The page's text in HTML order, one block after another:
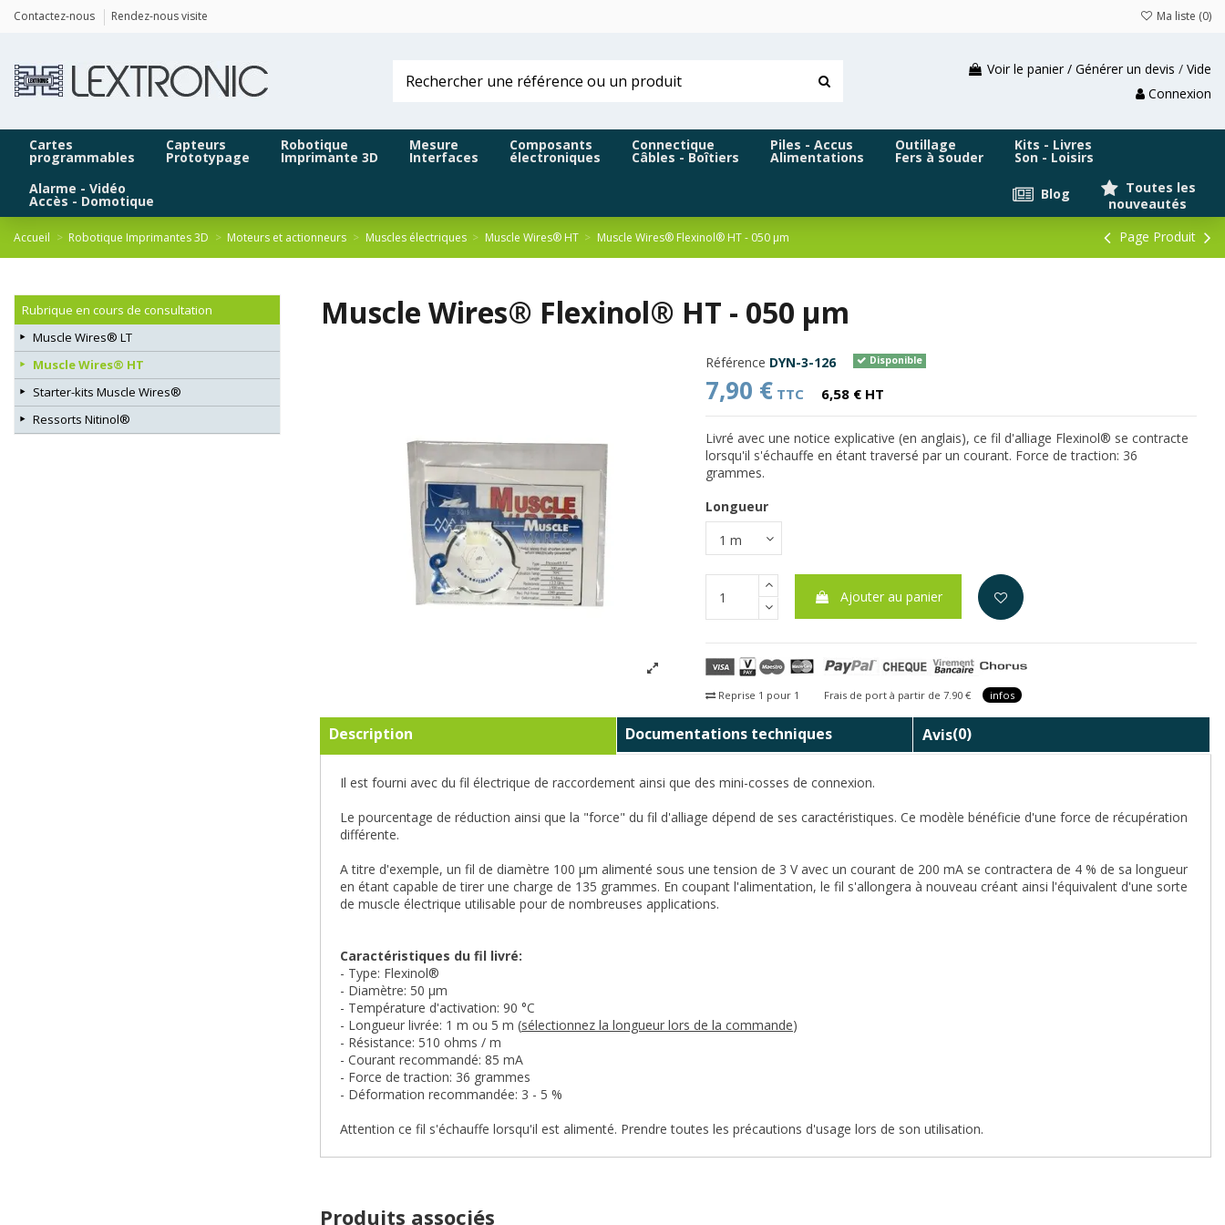
Contactez-nous Rendez-nous visite Ma liste (0)
Voir le panier / Générer un devis / Vide
Connexion
Cartes
programmables
Capteurs
Prototypage
Robotique
Imprimante 3D
Mesure
Interfaces
Composants
électroniques
Connectique
Câbles - Boîtiers
Piles - Accus
Alimentations
Outillage
Fers à souder
Kits - Livres
Son - Loisirs
Alarme - Vidéo
Accès - Domotique
Toutes les
nouveautés
Blog
Accueil Robotique Imprimantes 3D Moteurs et actionneurs Muscles électriques Muscle Wires® HT Muscle Wires® Flexinol® HT - 050 µm Page Produit
Muscle Wires® Flexinol® HT - 050 µm
Référence DYN-3-126 Disponible
7,90 € TTC 6,58 € HT
Livré avec une notice explicative (en anglais), ce fil d'alliage Flexinol® se contracte
lorsqu'il s'échauffe en étant traversé par un courant. Force de traction: 36
grammes.
Longueur
Ajouter au panier
Reprise 1 pour 1 Frais de port à partir de 7.90 € infos
Description Documentations techniques Avis(0)
Il est fourni avec du fil électrique de raccordement ainsi que des mini-cosses de connexion.
Le pourcentage de réduction ainsi que la "force" du fil d'alliage dépend de ses caractéristiques. Ce modèle bénéficie d'une force de récupération
différente.
A titre d'exemple, un fil de diamètre 100 µm alimenté sous une tension de 3 V avec un courant de 200 mA se contractera de 4 % de sa longueur
en étant capable de tirer une charge de 135 grammes. En coupant l'alimentation, le fil s'allongera à nouveau créant ainsi l'équivalent d'une sorte
de muscle électrique utilisable pour de nombreuses applications.
Caractéristiques du fil livré:
- Type: Flexinol®
- Diamètre: 50 µm
- Température d'activation: 90 °C
- Longueur livrée: 1 m ou 5 m (sélectionnez la longueur lors de la commande)
- Résistance: 510 ohms / m
- Courant recommandé: 85 mA
- Force de traction: 36 grammes
- Déformation recommandée: 3 - 5 %
Attention ce fil s'échauffe lorsqu'il est alimenté. Prendre toutes les précautions d'usage lors de son utilisation.
Produits associés
Rubrique en cours de consultation
Muscle Wires® LT
Muscle Wires® HT
Starter-kits Muscle Wires®
Ressorts Nitinol®
Panneau de gestion des cookies